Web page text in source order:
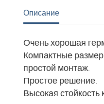
Описание
Очень хорошая
Компактные
простой монтаж.
Простое решение.
Высокая стойкость